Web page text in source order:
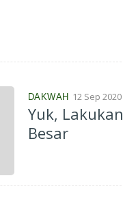
DAKWAH 12 Sep 2020
Yuk, Lakukan 7 Amalan Ringan Berpahala
Besar